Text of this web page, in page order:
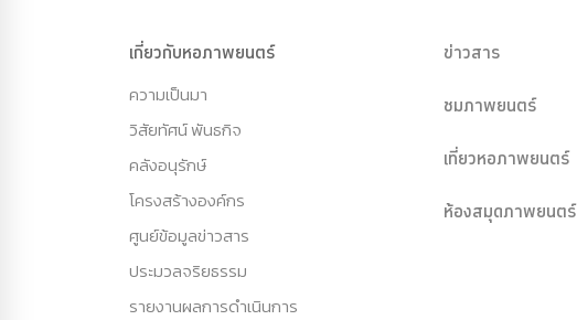
เกี่ยวกับหอภาพยนตร์
ความเป็นมา
วิสัยทัศน์ พันธกิจ
คลังอนุรักษ์
โครงสร้างองค์กร
ศูนย์ข้อมูลข่าวสาร
ประมวลจริยธรรม
รายงานผลการดำเนินการ
ข่าวสาร
ชมภาพยนตร์
เที่ยวหอภาพยนตร์
ห้องสมุดภาพยนตร์